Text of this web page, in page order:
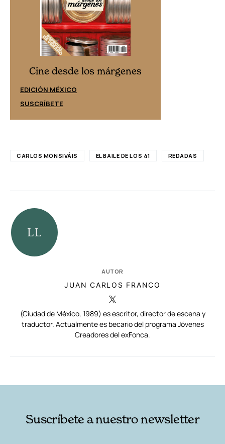
Cine desde los márgenes
EDICIÓN MÉXICO
SUSCRÍBETE
CARLOS MONSIVÁIS EL BAILE DE LOS 41 REDADAS
AUTOR
JUAN CARLOS FRANCO
(Ciudad de México, 1989) es escritor, director de escena y
traductor. Actualmente es becario del programa Jóvenes
Creadores del exFonca.
Suscríbete a nuestro newsletter